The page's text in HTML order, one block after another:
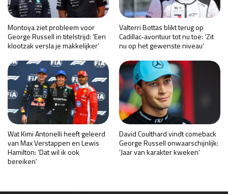
Montoya ziet probleem voor
George Russell in titelstrijd: ‘Een
klootzak versla je makkelijker’
Valterri Bottas blikt terug op
Cadillac-avontuur tot nu toe: ‘Zit
nu op het gewenste niveau’
Wat Kimi Antonelli heeft geleerd
van Max Verstappen en Lewis
Hamilton: ‘Dat wil ik ook
bereiken’
David Coulthard vindt comeback
George Russell onwaarschijnlijk:
‘Jaar van karakter kweken’